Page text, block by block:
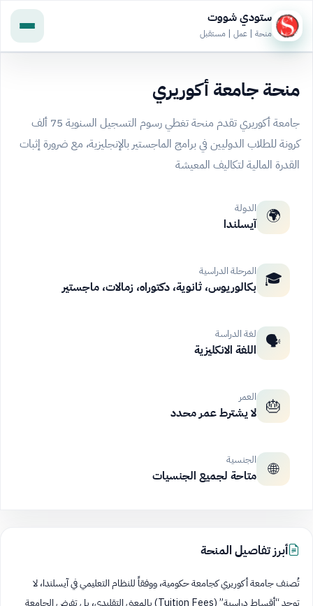
ستودي شووت
منحة | عمل | مستقبل
منحة جامعة أكوريري
جامعة أكوريري تقدم منحة تغطي رسوم التسجيل السنوية 75 ألف
كرونة للطلاب الدوليين في برامج الماجستير بالإنجليزية، مع ضرورة إثبات
القدرة المالية لتكاليف المعيشة
🌍 الدولة
آيسلندا
🎓 المرحلة الدراسية
بكالوريوس، ثانوية، دكتوراه، زمالات، ماجستير
🗣️ لغة الدراسة
اللغة الانكليزية
🎂 العمر
لا يشترط عمر محدد
🌐 الجنسية
متاحة لجميع الجنسيات
أبرز تفاصيل المنحة
تُصنف جامعة أكوريري كجامعة حكومية، ووفقاً للنظام التعليمي في آيسلندا، لا
توجد “أقساط دراسية” (Tuition Fees) بالمعنى التقليدي، بل تفرض الجامعة